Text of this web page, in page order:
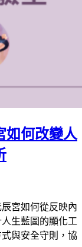
如何改變人
宮如何從反映內
生藍圖的顯化工
與安全守則，協